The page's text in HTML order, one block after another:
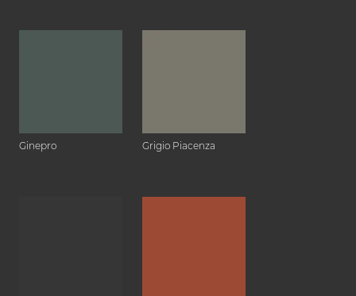
Ginepro Grigio Piacenza